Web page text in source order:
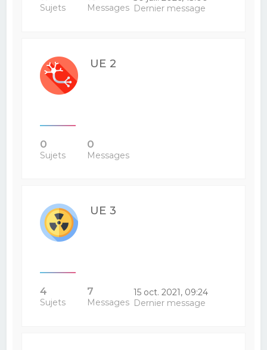
Sujets Messages Dernier message
UE 2
0
Sujets
0
Messages
UE 3
4
Sujets
7
Messages
15 oct. 2021, 09:24
Dernier message